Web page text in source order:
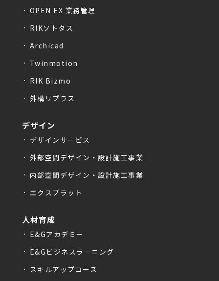
OPEN EX 業務管理
RIKソトタス
Archicad
Twinmotion
RIK Bizmo
外構リプラス
デザイン
デザインサービス
外部空間デザイン・設計施工事業
内部空間デザイン・設計施工事業
エクスプラット
人材育成
E&Gアカデミー
E&Gビジネスラーニング
スキルアップコース